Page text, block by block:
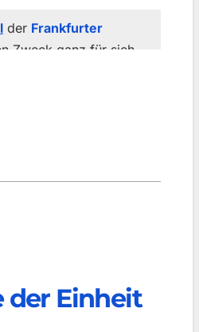
der Frankfurter
Zweck ganz für sich.
dem Medienspiegel.
dar, wobei
als wöchentliche
aber um meine
Kritik immer
der Einheit